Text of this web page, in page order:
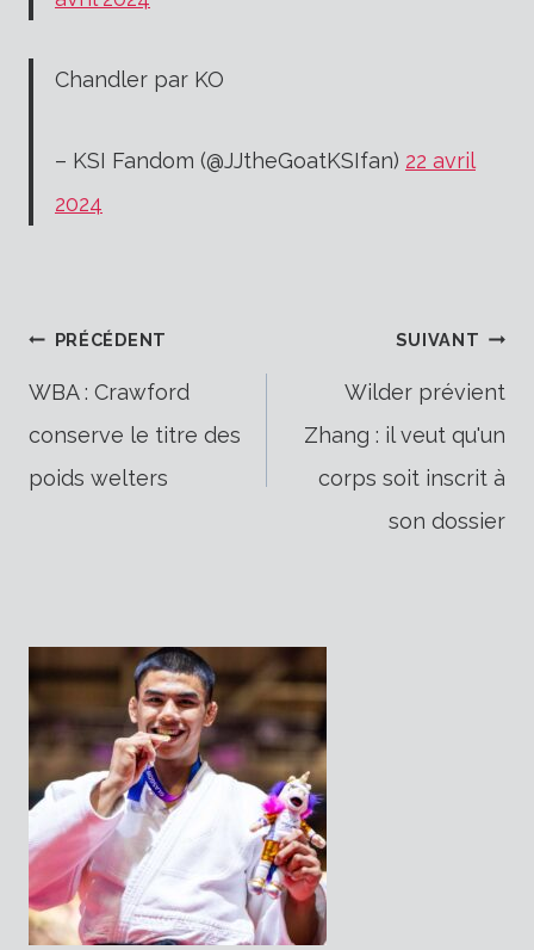
Chandler par KO
– KSI Fandom (@JJtheGoatKSIfan) 22 avril
2024
Navigation
de
PRÉCÉDENT
WBA : Crawford
conserve le titre des
poids welters
SUIVANT
Wilder prévient
Zhang : il veut qu'un
corps soit inscrit à
son dossier